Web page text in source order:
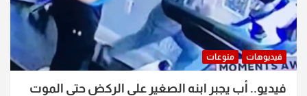
فيديوهات منوعات
فيديو.. أب يجبر ابنه الصغير على الركض حتى الموت